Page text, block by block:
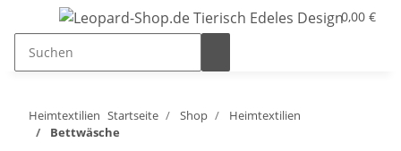
0,00 €
Heimtextilien Startseite Shop
Heimtextilien
Bettwäsche